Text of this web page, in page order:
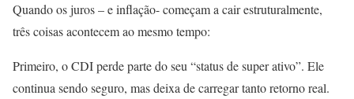
Quando os juros – e inflação- começam a cair estruturalmente,
três coisas acontecem ao mesmo tempo:
Primeiro, o CDI perde parte do seu “status de super ativo”. Ele
continua sendo seguro, mas deixa de carregar tanto retorno real.